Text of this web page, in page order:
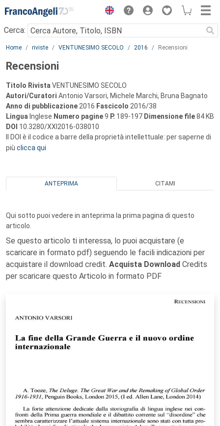
Menu
Cerca:
Main content
Home riviste VENTUNESIMO SECOLO 2016 Recensioni
Recensioni
Titolo Rivista VENTUNESIMO SECOLO
Autori/Curatori Antonio Varsori, Michele Marchi, Bruna Bagnato
Anno di pubblicazione 2016 Fascicolo 2016/38
Lingua Inglese Numero pagine9 P. 189-197 Dimensione file84 KB
DOI 10.3280/XXI2016-038010
Il DOI è il codice a barre della proprietà intellettuale: per saperne di
più clicca qui
ANTEPRIMA CITAMI
Qui sotto puoi vedere in anteprima la prima pagina di questo
articolo.
Se questo articolo ti interessa, lo puoi acquistare (e
scaricare in formato pdf) seguendo le facili indicazioni per
acquistare il download credit. Acquista Download Credits
per scaricare questo Articolo in formato PDF